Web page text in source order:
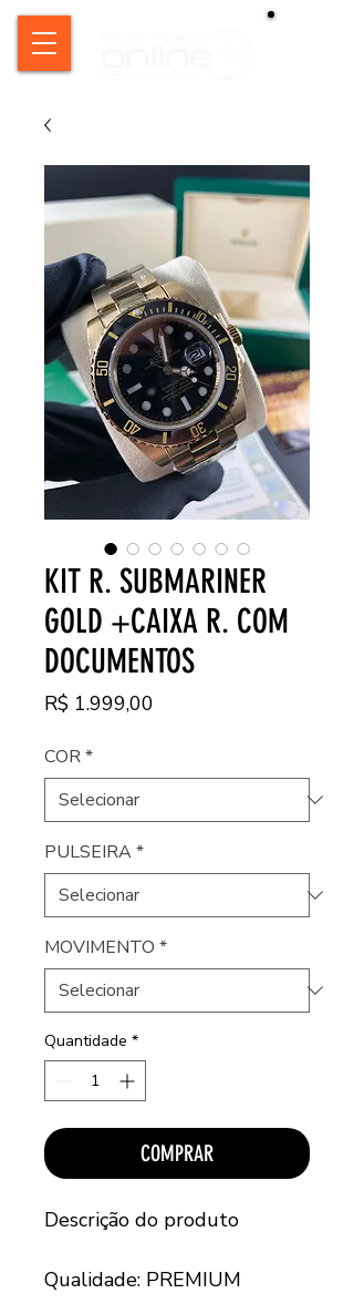
KIT R. SUBMARINER
GOLD +CAIXA R. COM
DOCUMENTOS
R$ 1.999,00
COR*
PULSEIRA*
MOVIMENTO *
Quantidade *
COMPRAR
Descrição do produto
Qualidade: PREMIUM